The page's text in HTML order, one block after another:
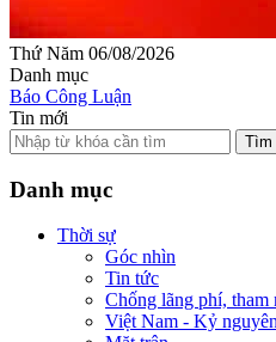
Thứ Năm 06/08/2026
Danh mục
Báo Công Luận
Tin mới
Tìm
Danh mục
Thời sự
Góc nhìn
Tin tức
Chống lãng phí, tham
Việt Nam - Kỷ